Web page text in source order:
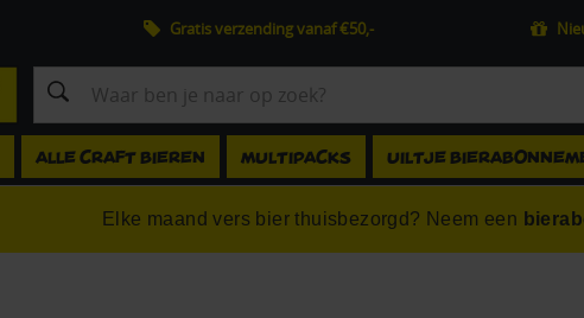
Gratis verzending vanaf €50,-
Zoeken
ALLE CRAFT BIEREN MULTIPACKS UILTJE
Elke maand vers bier thuisbezorgd? Neem een